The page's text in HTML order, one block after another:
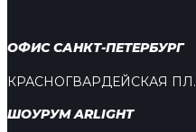
ОФИС САНКТ-ПЕТЕРБУРГ
КРАСНОГВАРДЕЙСКАЯ
ШОУРУМ ARLIGHT